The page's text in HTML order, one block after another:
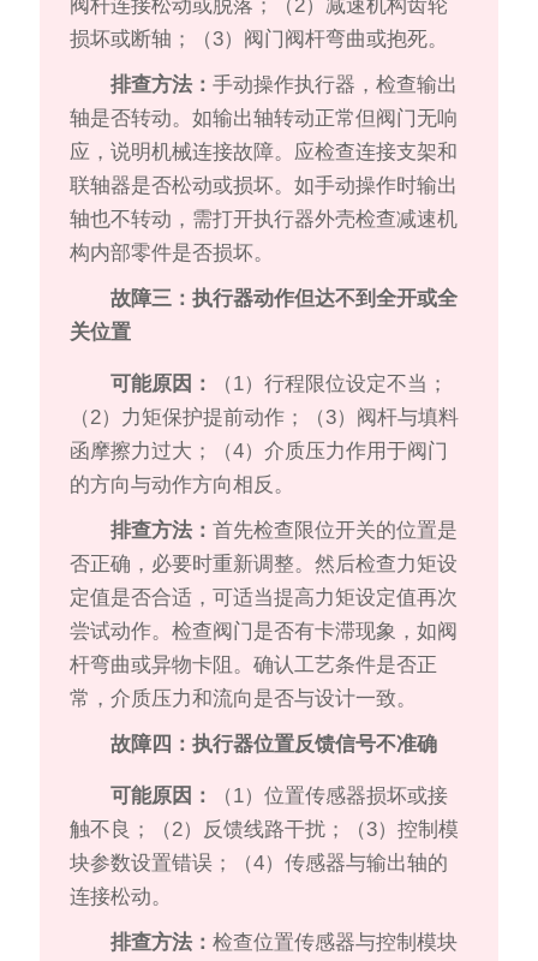
阀杆连接松动或脱落；（2）减速机构齿轮
损坏或断轴；（3）阀门阀杆弯曲或抱死。
排查方法：手动操作执行器，检查输出
轴是否转动。如输出轴转动正常但阀门无响
应，说明机械连接故障。应检查连接支架和
联轴器是否松动或损坏。如手动操作时输出
轴也不转动，需打开执行器外壳检查减速机
构内部零件是否损坏。
故障三：执行器动作但达不到全开或全
关位置
可能原因：
（1）行程限位设定不当；
（2）力矩保护提前动作；（3）阀杆与填料
函摩擦力过大；（4）介质压力作用于阀门
的方向与动作方向相反。
排查方法：首先检查限位开关的位置是
否正确，必要时重新调整。然后检查力矩设
定值是否合适，可适当提高力矩设定值再次
尝试动作。检查阀门是否有卡滞现象，如阀
杆弯曲或异物卡阻。确认工艺条件是否正
常，介质压力和流向是否与设计一致。
故障四：执行器位置反馈信号不准确
可能原因：
（1）位置传感器损坏或接
触不良；（2）反馈线路干扰；（3）控制模
块参数设置错误；（4）传感器与输出轴的
连接松动。
排查方法：检查位置传感器与控制模块